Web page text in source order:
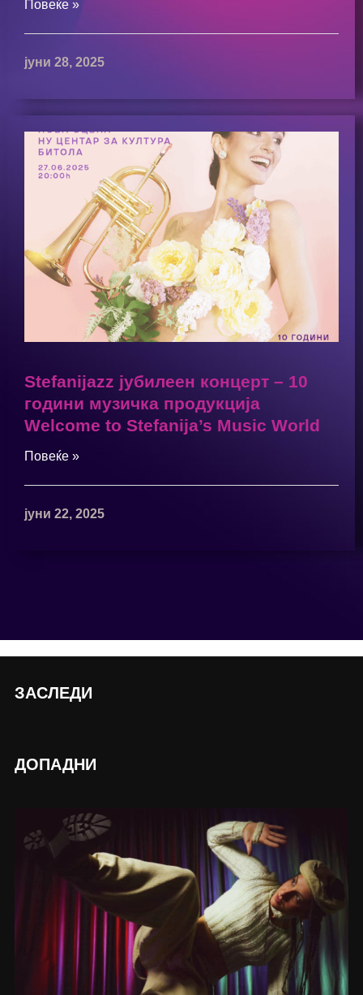
Повеќе »
јуни 28, 2025
Stefanijazz јубилеен концерт – 10
години музичка продукција
Welcome to Stefanija’s Music World
Повеќе »
јуни 22, 2025
ЗАСЛЕДИ
ДОПАДНИ